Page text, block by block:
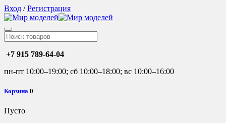
Вход /Регистрация
+7 915 789-64-04
пн-пт 10:00–19:00; сб 10:00–18:00; вс 10:00–16:00
Корзина 0
Пусто